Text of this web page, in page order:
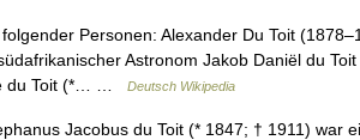
Personen: Alexander Du Toit
Astronom Jakob Daniël du
du Toit (*… …
Deutsch Wikipedia
Jacobus du Toit (* 1847; † 1911) war